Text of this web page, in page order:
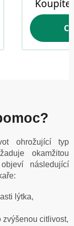
ohrožující typ
okamžitou
následující
lýtka,
citlivost,